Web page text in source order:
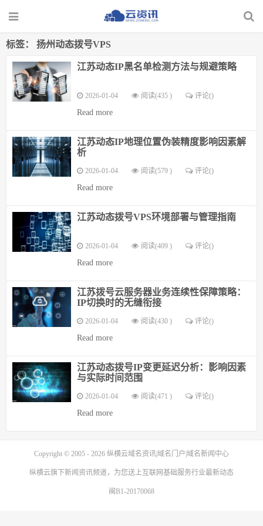
标签： 扬州动态拨号VPS
江苏动态IP黑名单检测方法与规避策略
2026-01-04 阅读(435 ) 评论()
Read more
江苏动态IP地理位置伪装精度影响因素解
析
2026-01-04 阅读(579 ) 评论()
Read more
江苏动态拨号VPS环境部署与管理指南
2026-01-04 阅读(409 ) 评论()
Read more
江苏拨号云服务器业务连续性保障策略：
IP切换时的无缝衔接
2026-01-04 阅读(430 ) 评论()
Read more
江苏动态拨号IP变更延迟分析：影响因素
与实际时间范围
2026-01-04 阅读(471 ) 评论()
Read more
Copyright © 2005 - 2026 纵横云域名资讯|域名门户|域名新闻中心
纵横云旗下新闻资讯频道，为您送上互联网基础服务行业最新动态
闽B1-20170068